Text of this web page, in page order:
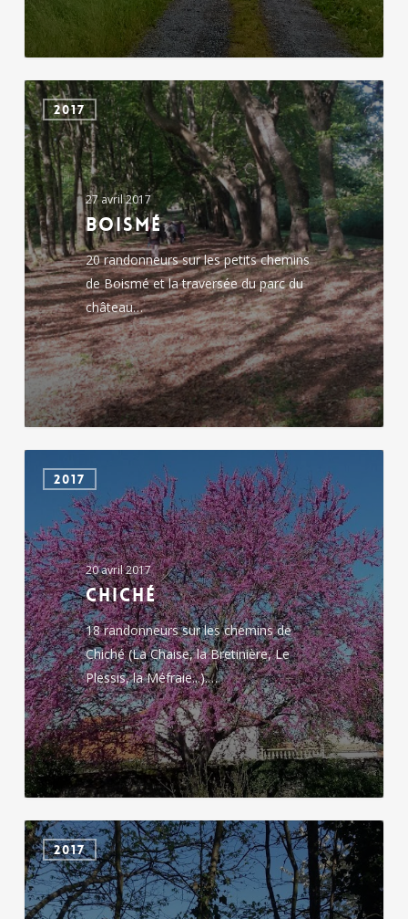
Boismé
2017
27 avril 2017
Boismé
20 randonneurs sur les petits chemins
de Boismé et la traversée du parc du
château…
2017
20 avril 2017
Chiché
18 randonneurs sur les chemins de
Chiché (La Chaise, la Bretinière, Le
Plessis, la Méfraie...).…
Saint
Sauveur
de
Givre
2017